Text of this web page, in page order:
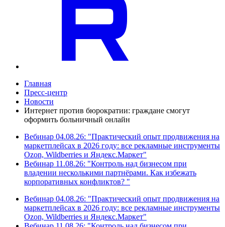
Главная
Пресс-центр
Новости
Интернет против бюрократии: граждане смогут
оформить больничный онлайн
Вебинар 04.08.26: "Практический опыт продвижения на
маркетплейсах в 2026 году: все рекламные инструменты
Ozon, Wildberries и Яндекс.Маркет"
Вебинар 11.08.26: "Контроль над бизнесом при
владении несколькими партнёрами. Как избежать
корпоративных конфликтов? "
Вебинар 04.08.26: "Практический опыт продвижения на
маркетплейсах в 2026 году: все рекламные инструменты
Ozon, Wildberries и Яндекс.Маркет"